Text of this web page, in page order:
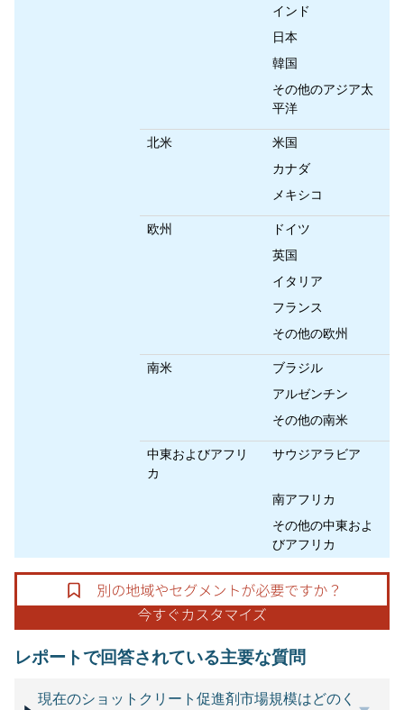
インド
日本
韓国
その他のアジア太
平洋
北米
米国
カナダ
メキシコ
欧州
ドイツ
英国
イタリア
フランス
その他の欧州
南米
ブラジル
アルゼンチン
その他の南米
中東およびアフリ
カ
サウジアラビア
南アフリカ
その他の中東およ
びアフリカ
レポートで回答されている主要な質問
現在のショットクリート促進剤市場規模はどのく